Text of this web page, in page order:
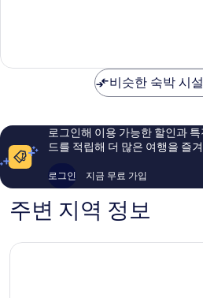
매
요,
용
후
개
비슷한 숙박 시
로그인해 이용 가능한 할인과
드를 적립해 더 많은 여행을 즐
로그인 지금 무료 가입
주변 지역 정보